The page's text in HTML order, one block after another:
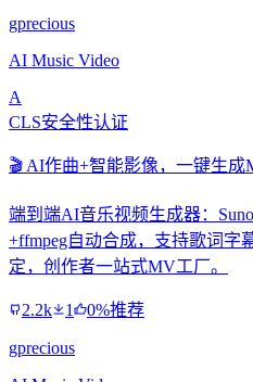
gprecious
AI Music Video
A
CLS安全性认证
🎬 AI作曲+智能影像，一键生成
端到端AI音乐视频生成器：
+ffmpeg自动合成，支持歌词字
定，创作者一站式MV工厂。
2.2k 1 0%推荐
gprecious